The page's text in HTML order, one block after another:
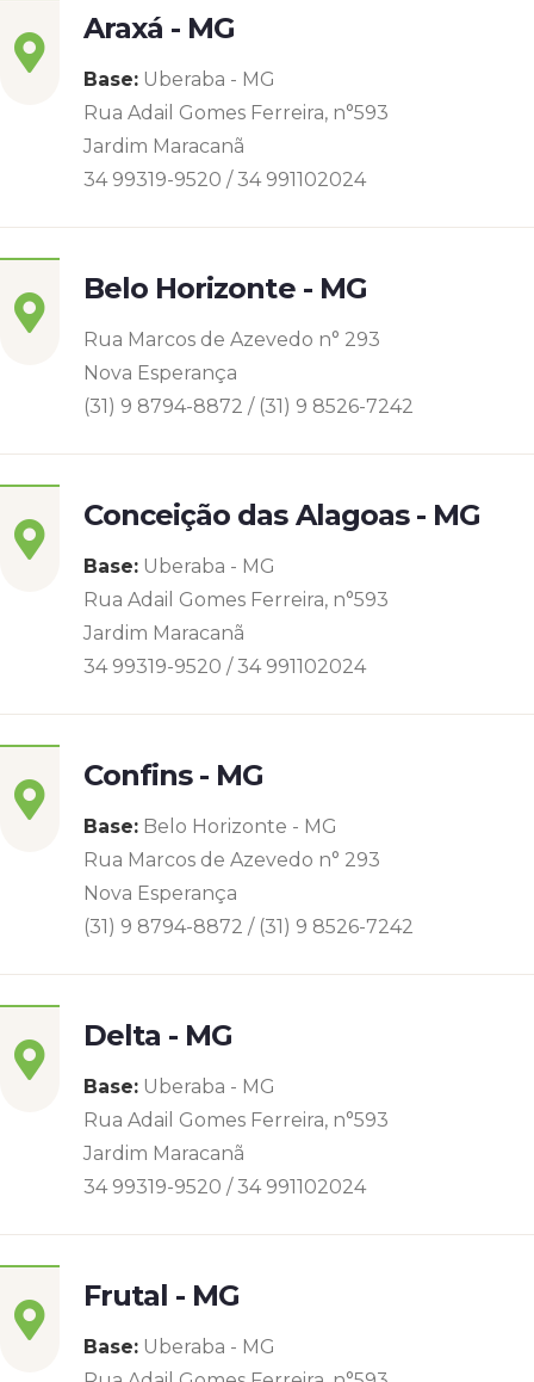
Araxá - MG
Base: Uberaba - MG
Rua Adail Gomes Ferreira, n°593
Jardim Maracanã
34 99319-9520 / 34 991102024
Belo Horizonte - MG
Rua Marcos de Azevedo n° 293
Nova Esperança
(31) 9 8794-8872 / (31) 9 8526-7242
Conceição das Alagoas - MG
Base: Uberaba - MG
Rua Adail Gomes Ferreira, n°593
Jardim Maracanã
34 99319-9520 / 34 991102024
Confins - MG
Base: Belo Horizonte - MG
Rua Marcos de Azevedo n° 293
Nova Esperança
(31) 9 8794-8872 / (31) 9 8526-7242
Delta - MG
Base: Uberaba - MG
Rua Adail Gomes Ferreira, n°593
Jardim Maracanã
34 99319-9520 / 34 991102024
Frutal - MG
Base: Uberaba - MG